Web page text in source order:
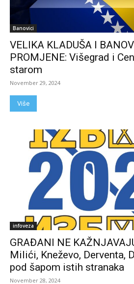
Banovici
VELIKA KLADUŠA I
PROMJENE: Višegrad i
starom
November 29, 2024
Više
infoveza
GRAĐANI NE
Milići, Kneževo, Derventa,
pod šapom istih stranaka
November 28, 2024